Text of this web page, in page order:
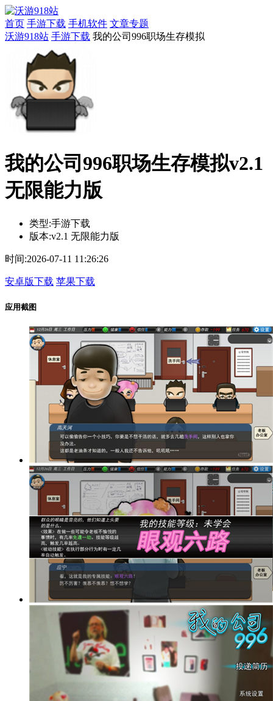
首页 手游下载 手机软件 文章专题
沃游918站 手游下载 我的公司996职场生存模拟
我的公司996职场生存模拟v2.1
无限能力版
类型:手游下载
版本:v2.1 无限能力版
时间:2026-07-11 11:26:26
安卓版下载 苹果下载
应用截图